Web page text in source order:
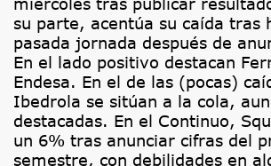
su parte, acentúa su caída tras
pasada jornada después de
En el lado positivo destacan
Endesa. En el de las (pocas)
Ibedrola se sitúan a la cola,
destacadas. En el Continuo,
un 6% tras anunciar cifras del
semestre, con debilidades en